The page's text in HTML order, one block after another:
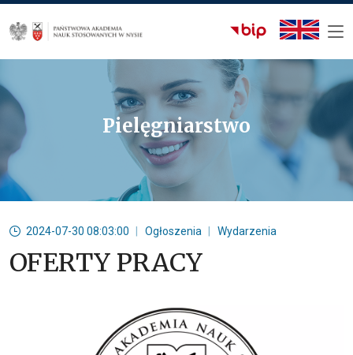
Pielęgniarstwo
2024-07-30 08:03:00 Ogłoszenia Wydarzenia
OFERTY PRACY